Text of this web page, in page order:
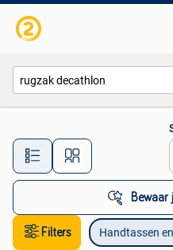
Alle
Bewaar
Filters Handtassen